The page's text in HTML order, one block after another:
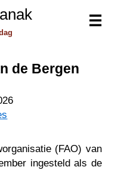
☰
de Bergen
(FAO) van
ingesteld als de